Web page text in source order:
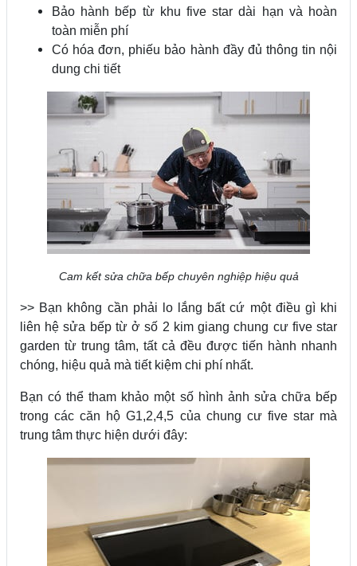
Bảo hành bếp từ khu five star dài hạn và hoàn
toàn miễn phí
Có hóa đơn, phiếu bảo hành đầy đủ thông tin nội
dung chi tiết
Cam kết sửa chữa bếp chuyên nghiệp hiệu quả
>> Bạn không cần phải lo lắng bất cứ một điều gì khi
liên hệ sửa bếp từ ở số 2 kim giang chung cư five star
garden từ trung tâm, tất cả đều được tiến hành nhanh
chóng, hiệu quả mà tiết kiệm chi phí nhất.
Bạn có thể tham khảo một số hình ảnh sửa chữa bếp
trong các căn hộ G1,2,4,5 của chung cư five star mà
trung tâm thực hiện dưới đây: